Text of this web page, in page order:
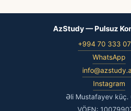
AzStudy — Pulsuz
+994 70 333
WhatsApp
Instagram
Əli Mustafayev küç.